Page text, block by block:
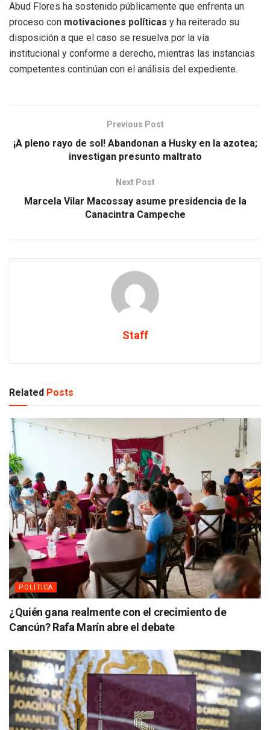
Abud Flores ha sostenido públicamente que enfrenta un
proceso con motivaciones políticas y ha reiterado su
disposición a que el caso se resuelva por la vía
institucional y conforme a derecho, mientras las instancias
competentes continúan con el análisis del expediente.
Previous Post
¡A pleno rayo de sol! Abandonan a Husky en la azotea;
investigan presunto maltrato
Next Post
Marcela Vilar Macossay asume presidencia de la
Canacintra Campeche
Staff
Related Posts
POLÍTICA
¿Quién gana realmente con el crecimiento de
Cancún? Rafa Marín abre el debate